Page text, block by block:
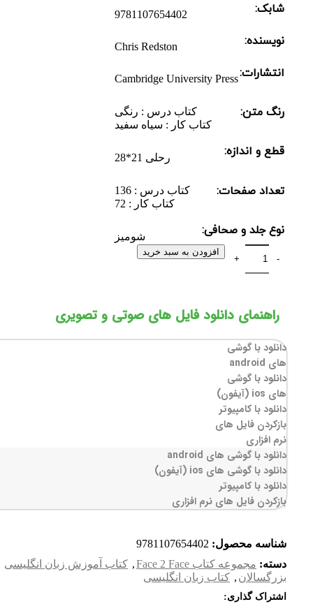
شابک: 9781107654402
نویسنده: Chris Redston
انتشارات:Cambridge University Press
رنگ متن:
کتاب درس : رنگی
کتاب کار : سیاه سفید
قطع و اندازه: رحلی 21*28
تعداد صفحات:
کتاب درس : 136
کتاب کار : 72
نوع جلد و صحافی: شومیز
افزودن به سبد خرید
راهنمای دانلود فایل های صوتی و تصویری
دانلود با گوشی
های android
دانلود با گوشی
های ios (آیفون)
دانلود با کامپیوتر
بازکردن فایل های
نرم افزاری
دانلود با گوشی های android
دانلود با گوشی های ios (آیفون)
دانلود با کامپیوتر
بازکردن فایل های نرم افزاری
شناسه محصول: 9781107654402
دسته: مجموعه کتاب Face 2 Face , کتاب آموزش زبان انگلیسی
بزرگسالان , کتاب زبان انگلیسی
اشتراک گذاری: